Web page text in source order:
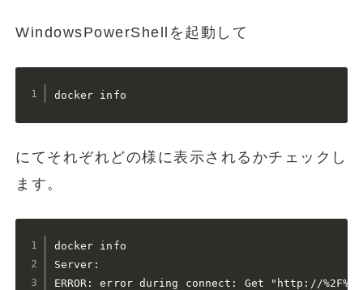
WindowsPowerShellを起動して
docker info
にてそれぞれどの様に表示されるかチェックし
ます。
docker info
Server:
ERROR: error during connect: Get "http://